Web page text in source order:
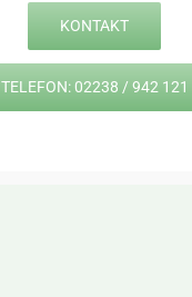
KONTAKT
TELEFON: 02238 / 942 121